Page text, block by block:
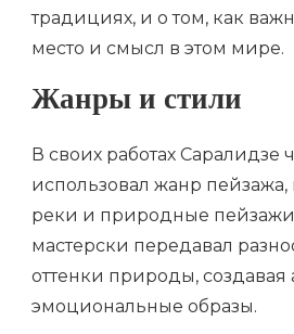
традициях, и о том, как
место и смысл в этом мире.
Жанры и стили
В своих работах Саралидзе
использовал жанр
реки и природные пейзажи
мастерски передавал
оттенки природы,
эмоциональные образы.